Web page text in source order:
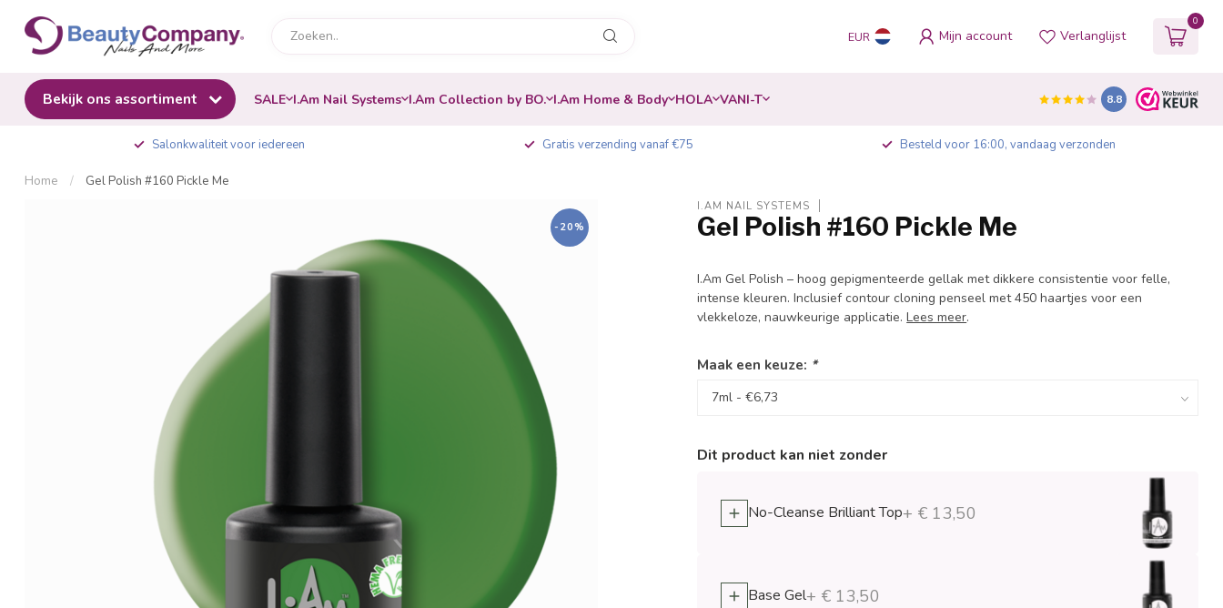
EUR Mijn account Verlanglijst
0
Bekijk ons assortiment SALE I.Am Nail Systems I.Am Collection by BO. I.Am Home & Body HOLA VANI-T 8.8
Salonkwaliteit voor iedereen Gratis verzending vanaf €75 Besteld voor 16:00, vandaag verzonden
Home / Gel Polish #160 Pickle Me
-20%
I.AM NAIL SYSTEMS
Gel Polish #160 Pickle Me
I.Am Gel Polish – hoog gepigmenteerde gellak met dikkere consistentie voor felle,
intense kleuren. Inclusief contour cloning penseel met 450 haartjes voor een
vlekkeloze, nauwkeurige applicatie.Lees meer.
Maak een keuze: *
Dit product kan niet zonder
No-Cleanse Brilliant Top+ € 13,50
Base Gel+ € 13,50